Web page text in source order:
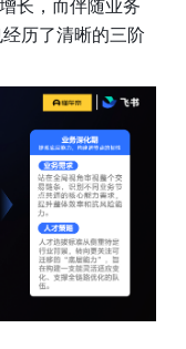
长，而伴随业务
历了清晰的三阶